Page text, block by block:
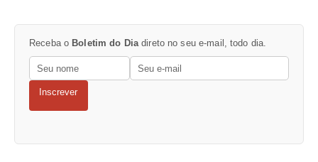
Receba o Boletim do Dia direto no seu e-mail, todo dia.
Inscrever